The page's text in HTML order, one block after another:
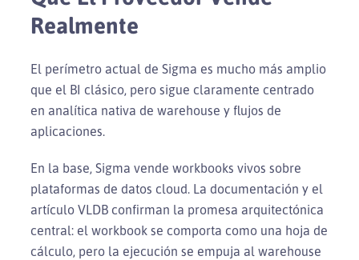
Realmente
El perímetro actual de Sigma es mucho más amplio
que el BI clásico, pero sigue claramente centrado
en analítica nativa de warehouse y flujos de
aplicaciones.
En la base, Sigma vende workbooks vivos sobre
plataformas de datos cloud. La documentación y el
artículo VLDB confirman la promesa arquitectónica
central: el workbook se comporta como una hoja de
cálculo, pero la ejecución se empuja al warehouse